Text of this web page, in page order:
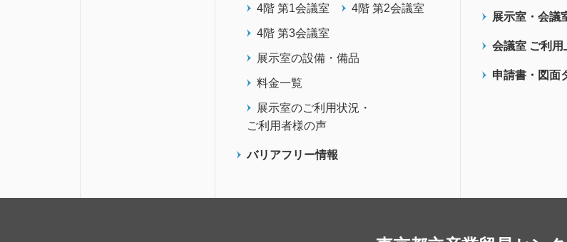
4階 第1会議室 4階 第2会議室
4階 第3会議室
展示室の設備・備品
料金一覧
展示室のご利用状況・
ご利用者様の声
バリアフリー情報
展示室・会議
会議室 ご利用
申請書・図面